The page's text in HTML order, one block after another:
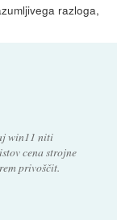
razloga,
win11 niti
cena strojne
privoščit.